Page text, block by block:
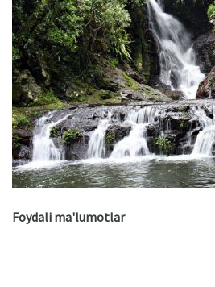
Foydali ma'lumotlar